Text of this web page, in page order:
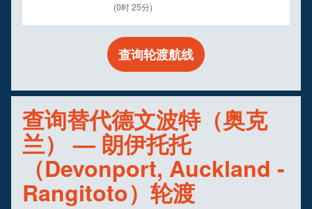
(0时 25分)
查询轮渡航线
查询替代德文波特（奥克
兰） — 朗伊托托
（Devonport, Auckland -
Rangitoto）轮渡